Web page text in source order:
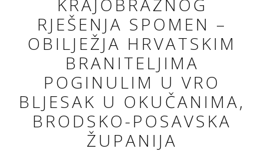
KRAJOBRAZNOG
RJEŠENJA SPOMEN –
OBILJEŽJA HRVATSKIM
BRANITELJIMA
POGINULIM U VRO
BLJESAK U OKUČANIMA,
BRODSKO-POSAVSKA
ŽUPANIJA